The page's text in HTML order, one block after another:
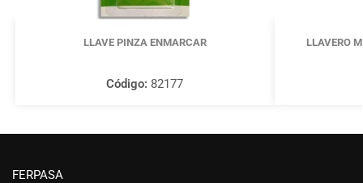
LLAVE PINZA ENMARCAR
Código: 82177
LLAVERO
FERPASA